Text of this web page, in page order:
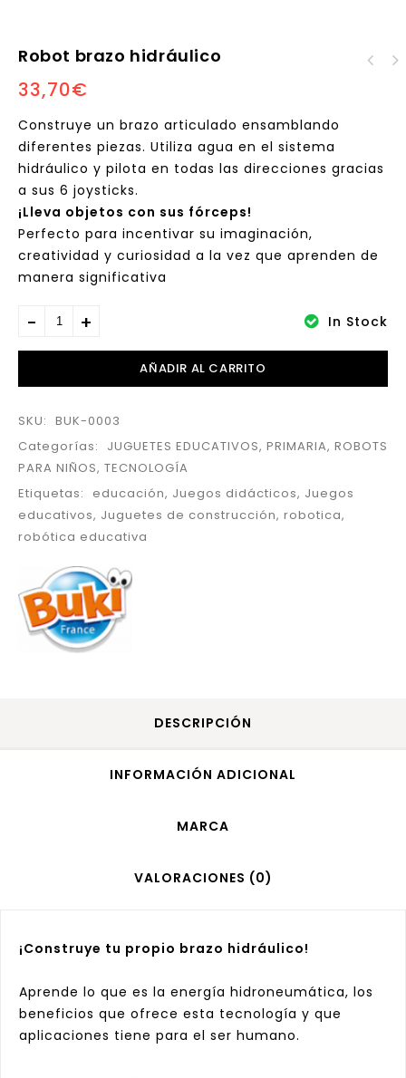
Robot brazo hidráulico
33,70€
Construye un brazo articulado ensamblando
diferentes piezas. Utiliza agua en el sistema
hidráulico y pilota en todas las direcciones gracias
a sus 6 joysticks.
¡Lleva objetos con sus fórceps!
Perfecto para incentivar su imaginación,
creatividad y curiosidad a la vez que aprenden de
manera significativa
In Stock
AÑADIR AL CARRITO
SKU: BUK-0003
Categorías:
JUGUETES EDUCATIVOS, PRIMARIA, ROBOTS
PARA NIÑOS, TECNOLOGÍA
Etiquetas:
educación, Juegos didácticos, Juegos
educativos, Juguetes de construcción, robotica,
robótica educativa
DESCRIPCIÓN
INFORMACIÓN ADICIONAL
MARCA
VALORACIONES (0)
¡Construye tu propio brazo hidráulico!
Aprende lo que es la energía hidroneumática, los
beneficios que ofrece esta tecnología y que
aplicaciones tiene para el ser humano.